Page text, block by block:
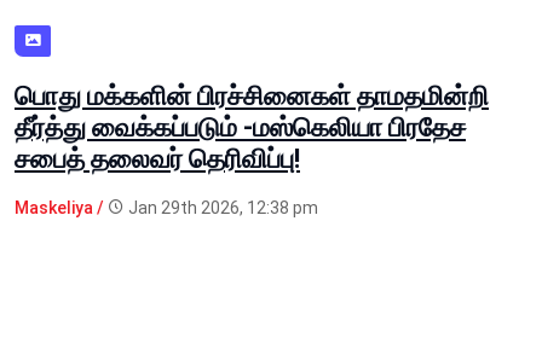
பொது மக்களின் பிரச்சினைகள் தாமதமின்றி
தீர்த்து வைக்கப்படும் -மஸ்கெலியா பிரதேச
சபைத் தலைவர் தெரிவிப்பு!
Maskeliya / Jan 29th 2026, 12:38 pm